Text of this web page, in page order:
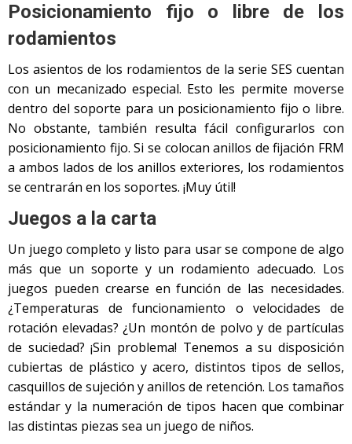
Posicionamiento fijo o libre de los
rodamientos
Los asientos de los rodamientos de la serie SES cuentan
con un mecanizado especial. Esto les permite moverse
dentro del soporte para un posicionamiento fijo o libre.
No obstante, también resulta fácil configurarlos con
posicionamiento fijo. Si se colocan anillos de fijación FRM
a ambos lados de los anillos exteriores, los rodamientos
se centrarán en los soportes. ¡Muy útil!
Juegos a la carta
Un juego completo y listo para usar se compone de algo
más que un soporte y un rodamiento adecuado. Los
juegos pueden crearse en función de las necesidades.
¿Temperaturas de funcionamiento o velocidades de
rotación elevadas? ¿Un montón de polvo y de partículas
de suciedad? ¡Sin problema! Tenemos a su disposición
cubiertas de plástico y acero, distintos tipos de sellos,
casquillos de sujeción y anillos de retención. Los tamaños
estándar y la numeración de tipos hacen que combinar
las distintas piezas sea un juego de niños.